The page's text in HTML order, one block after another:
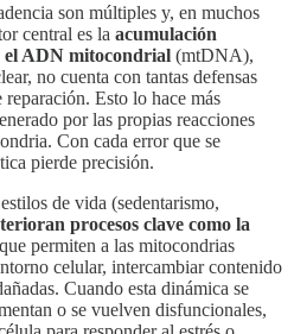
son múltiples y, en muchos
central es la acumulación
el ADN mitocondrial (mtDNA),
no cuenta con tantas defensas
Esto lo hace más
por las propias reacciones
Con cada error que se
pierde precisión.
de vida (sedentarismo,
procesos clave como la
permiten a las mitocondrias
celular, intercambiar contenido
Cuando esta dinámica se
o se vuelven disfuncionales,